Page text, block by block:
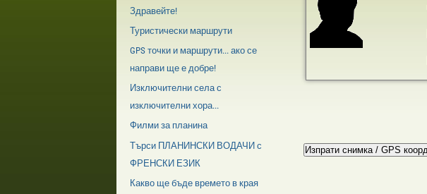
Здравейте!
Туристически маршрути
GPS точки и маршрути... ако се
направи ще е добре!
Изключителни села с
изключителни хора...
Филми за планина
Търси ПЛАНИНСКИ ВОДАЧИ с
ФРЕНСКИ ЕЗИК
Какво ще бъде времето в края